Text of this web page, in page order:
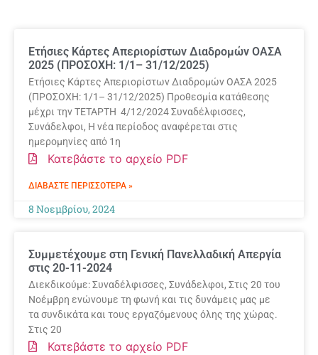
Ετήσιες Κάρτες Απεριορίστων Διαδρομών ΟΑΣΑ
2025 (ΠΡΟΣΟΧΗ: 1/1– 31/12/2025)
Ετήσιες Κάρτες Απεριορίστων Διαδρομών ΟΑΣΑ 2025
(ΠΡΟΣΟΧΗ: 1/1– 31/12/2025) Προθεσμία κατάθεσης
μέχρι την ΤΕΤΑΡΤΗ 4/12/2024 Συναδέλφισσες,
Συνάδελφοι, Η νέα περίοδος αναφέρεται στις
ημερομηνίες από 1η
Κατεβάστε το αρχείο PDF
ΔΙΑΒΆΣΤΕ ΠΕΡΙΣΣΌΤΕΡΑ »
8 Νοεμβρίου, 2024
Συμμετέχουμε στη Γενική Πανελλαδική Απεργία
στις 20-11-2024
Διεκδικούμε: Συναδέλφισσες, Συνάδελφοι, Στις 20 του
Νοέμβρη ενώνουμε τη φωνή και τις δυνάμεις μας με
τα συνδικάτα και τους εργαζόμενους όλης της χώρας.
Στις 20
Κατεβάστε το αρχείο PDF